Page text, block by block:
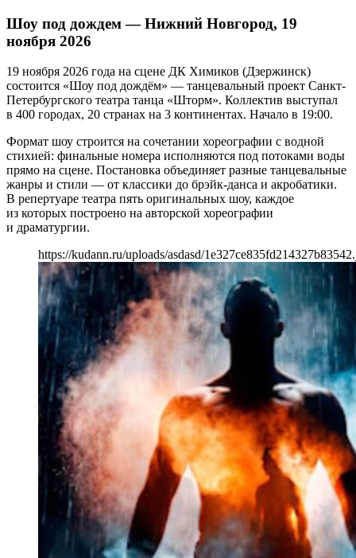
Шоу под дождем — Нижний Новгород, 19
ноября 2026
19 ноября 2026 года на сцене ДК Химиков (Дзержинск)
состоится «Шоу под дождём» — танцевальный проект Санкт-
Петербургского театра танца «Шторм». Коллектив выступал
в 400 городах, 20 странах на 3 континентах. Начало в 19:00.
Формат шоу строится на сочетании хореографии с водной
стихией: финальные номера исполняются под потоками воды
прямо на сцене. Постановка объединяет разные танцевальные
жанры и стили — от классики до брэйк-данса и акробатики.
В репертуаре театра пять оригинальных шоу, каждое
из которых построено на авторской хореографии
и драматургии.
https://kudann.ru/uploads/asdasd/